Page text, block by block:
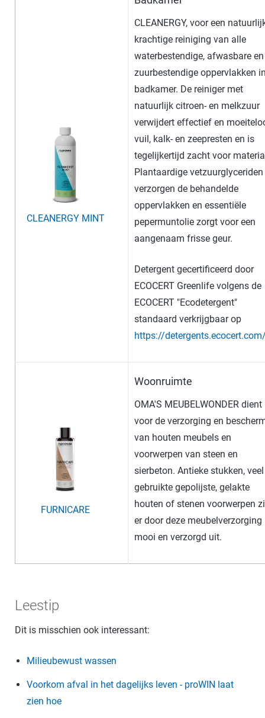
CLEANERGY MINT
CLEANERGY, voor een
krachtige reiniging van alle
waterbestendige, afwasbare en
zuurbestendige oppervlakken
badkamer. De reiniger met
natuurlijk citroen- en melkzuur
verwijdert effectief en
vuil, kalk- en zeepresten en is
tegelijkertijd zacht voor
Plantaardige vetzuurglyceriden
verzorgen de behandelde
oppervlakken en essentiële
pepermuntolie zorgt voor een
aangenaam frisse geur.
Detergent gecertificeerd door
ECOCERT Greenlife volgens de
ECOCERT "Ecodetergent"
standaard verkrijgbaar op
https://
FURNICARE
Woonruimte
OMA'S MEUBELWONDER dient
voor de verzorging en
van houten meubels en
voorwerpen van steen en
sierbeton. Antieke stukken, veel
gebruikte gepolijste, gelakte
houten of stenen voorwerpen
er door deze meubelverzorging
mooi en verzorgd uit.
Leestip
Dit is misschien ook interessant:
Milieubewust wassen
Voorkom afval in het dagelijks leven - proWIN laat
zien hoe